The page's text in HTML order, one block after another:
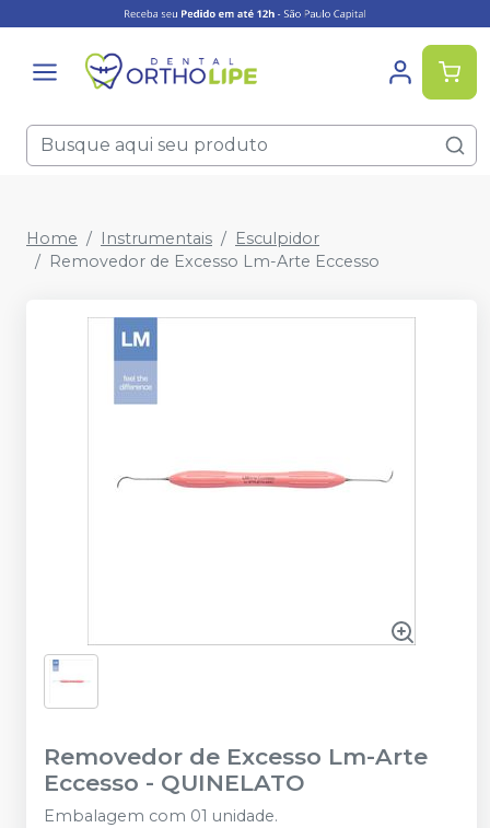
Home Instrumentais
Esculpidor
Removedor de Excesso Lm-Arte Eccesso
Removedor de Excesso Lm-Arte
Eccesso - QUINELATO
Embalagem com 01 unidade.